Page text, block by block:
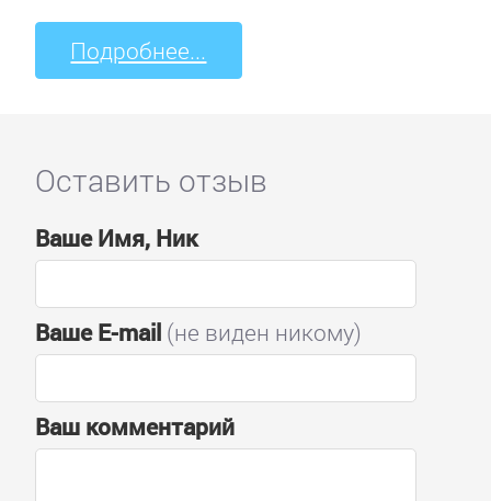
Подробнее...
Оставить отзыв
Ваше Имя, Ник
Ваше E-mail(не виден никому)
Ваш комментарий